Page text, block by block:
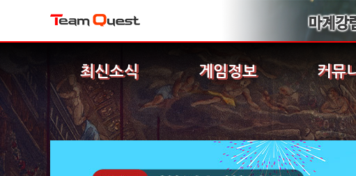
최신소식 게임정보 커뮤